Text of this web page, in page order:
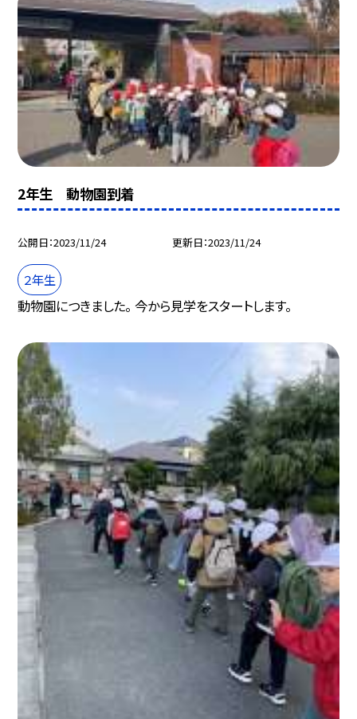
2年生 動物園到着
公開日 2023/11/24 更新日 2023/11/24
２年生
動物園につきました。 今から見学をスタートします。